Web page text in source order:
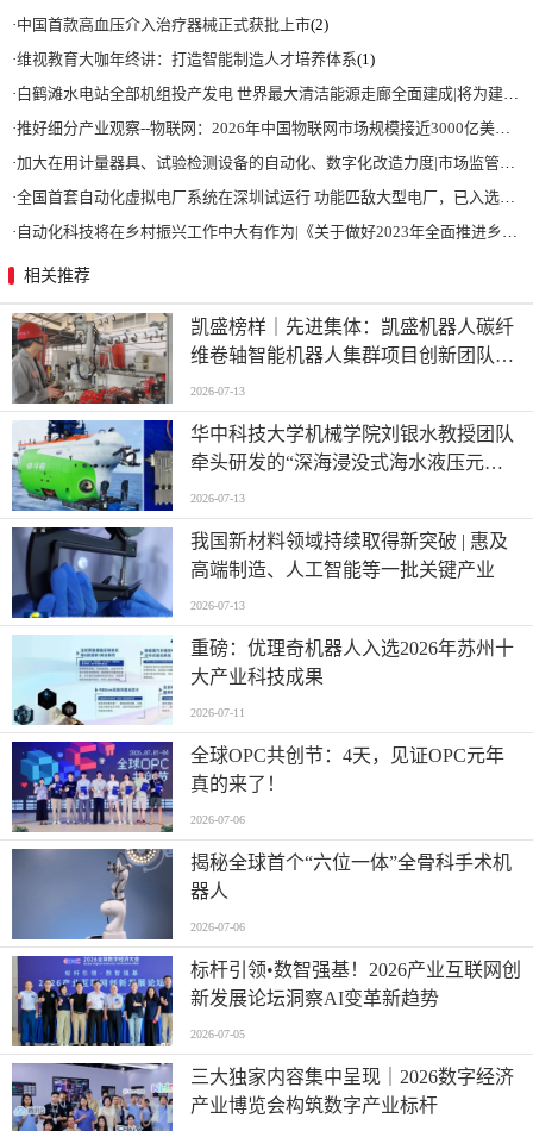
·中国首款高血压介入治疗器械正式获批上市(2)
·维视教育大咖年终讲：打造智能制造人才培养体系(1)
·白鹤滩水电站全部机组投产发电 世界最大清洁能源走廊全面建成|将为建设新型能源体系、保障国家能源安全、实现“双碳”目标提供有力支撑
·推好细分产业观察--物联网：2026年中国物联网市场规模接近3000亿美元 智慧工厂、智慧城市、智慧电网等将占60%以上
·加大在用计量器具、试验检测设备的自动化、数字化改造力度|市场监管总局 工业和信息化部 关于促进企业计量能力提升的指导意见
·全国首套自动化虚拟电厂系统在深圳试运行 功能匹敌大型电厂，已入选国际典型案例
· 自动化科技将在乡村振兴工作中大有作为|《关于做好2023年全面推进乡村振兴重点工作的意见》发布
相关推荐
凯盛榜样｜先进集体：凯盛机器人碳纤
维卷轴智能机器人集群项目创新团队
——迈向“智造”新高度
2026-07-13
华中科技大学机械学院刘银水教授团队
牵头研发的“深海浸没式海水液压元件
关键技术及应用”荣获国家技术发明奖
二等奖
2026-07-13
我国新材料领域持续取得新突破 | 惠及
高端制造、人工智能等一批关键产业
2026-07-13
重磅：优理奇机器人入选2026年苏州十
大产业科技成果
2026-07-11
全球OPC共创节：4天，见证OPC元年
真的来了！
2026-07-06
揭秘全球首个“六位一体”全骨科手术机
器人
2026-07-06
标杆引领•数智强基！2026产业互联网创
新发展论坛洞察AI变革新趋势
2026-07-05
三大独家内容集中呈现｜2026数字经济
产业博览会构筑数字产业标杆